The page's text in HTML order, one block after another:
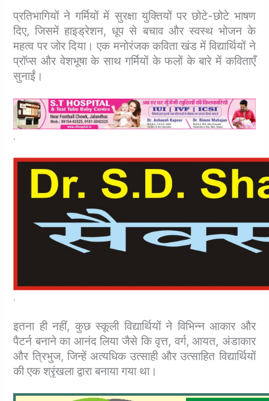
प्रतिभागियों ने गर्मियों में सुरक्षा युक्तियों पर छोटे-छोटे भाषण
दिए, जिसमें हाइड्रेशन, धूप से बचाव और स्वस्थ भोजन के
महत्व पर जोर दिया। एक मनोरंजक कविता खंड में विद्यार्थियों ने
प्रॉप्स और वेशभूषा के साथ गर्मियों के फलों के बारे में कविताएँ
सुनाईं।
.
.
इतना ही नहीं, कुछ स्कूली विद्यार्थियों ने विभिन्न आकार और
पैटर्न बनाने का आनंद लिया जैसे कि वृत्त, वर्ग, आयत, अंडाकार
और त्रिभुज, जिन्हें अत्यधिक उत्साही और उत्साहित विद्यार्थियों
की एक श्रृंखला द्वारा बनाया गया था।